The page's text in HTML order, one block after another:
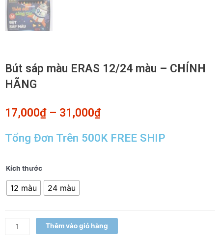
Bút sáp màu ERAS 12/24 màu – CHÍNH
HÃNG
17,000₫– 31,000₫
Tổng Đơn Trên 500K FREE SHIP
Kích thước
12 màu 24 màu
Bút
màu
12/24
màu
Thêm vào giỏ hàng